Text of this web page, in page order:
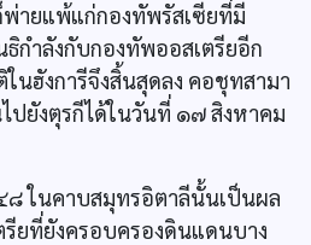
ายแพ้แก่กองทัพรัสเซียที่มี
ำลังกับกองทัพออสเตรียอีก
ฮังการีจึงสิ้นสุดลง คอชุทสามา
ยังตุรกีได้ในวันที่ ๑๗ สิงหาคม
ในคาบสมุทรอิตาลีนั้นเป็นผล
รียที่ยังครอบครองดินแดนบาง